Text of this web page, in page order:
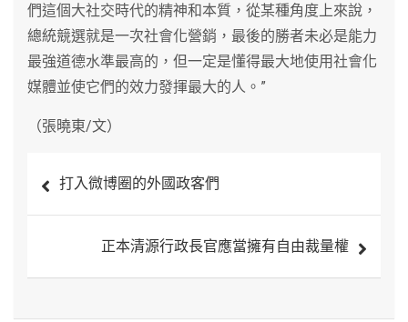
們這個大社交時代的精神和本質，從某種角度上來說，
總統競選就是一次社會化營銷，最後的勝者未必是能力
最強道德水準最高的，但一定是懂得最大地使用社會化
媒體並使它們的效力發揮最大的人。”
（張曉東/文）
章
導
打入微博圈的外國政客們
正本清源行政長官應當擁有自由裁量權